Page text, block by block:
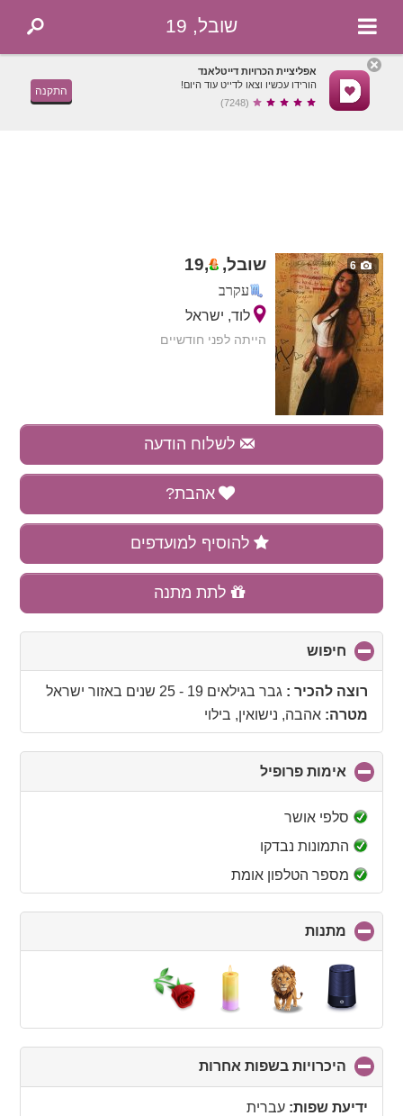
שובל, 19
אפליציית הכרויות דייטלאנד
הורידו עכשיו וצאו לדייט עוד היום!
(7248)
התקנה
6 שובל, ,
19
עקרב
לוד, ישראל
הייתה לפני חודשיים
לשלוח הודעה
אהבת?
להוסיף למועדפים
לתת מתנה
חיפוש
to
collapseרוצה להכיר : גבר בגילאים 19 - 25 שנים באזור ישראל
מטרה: אהבה, נישואין, בילוי
אימות פרופיל
to
סלפי אושר
התמונות נבדקו
מספר הטלפון אומת
מתנות
to
collapse
contents
היכרויות בשפות אחרות
to
ידיעת שפות: עברית